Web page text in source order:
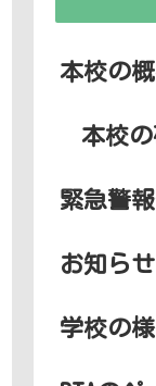
本校の
本校
緊急警
お知らせ
学校の